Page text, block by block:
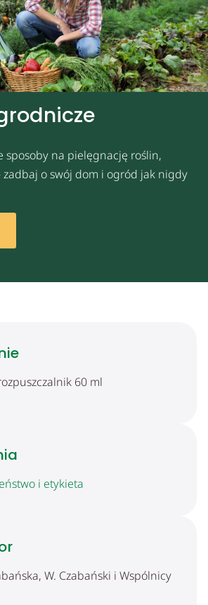
sposoby na pielęgnację roślin,
zadbaj o swój dom i ogród jak nigdy
60 ml
i etykieta
W. Czabański i Wspólnicy